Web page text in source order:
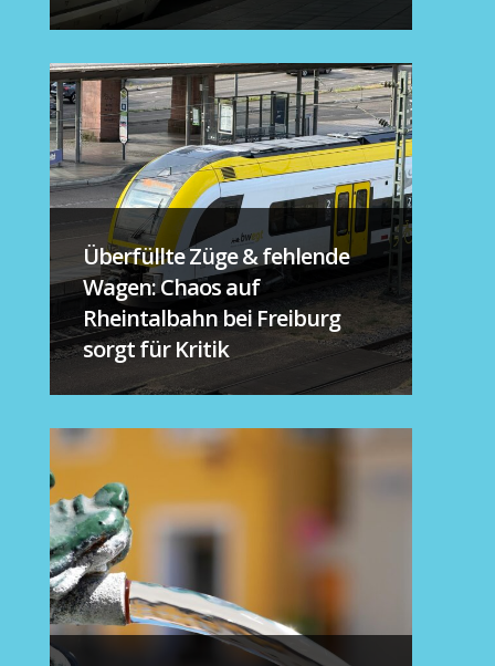
Überfüllte Züge & fehlende
Wagen: Chaos auf
Rheintalbahn bei Freiburg
sorgt für Kritik